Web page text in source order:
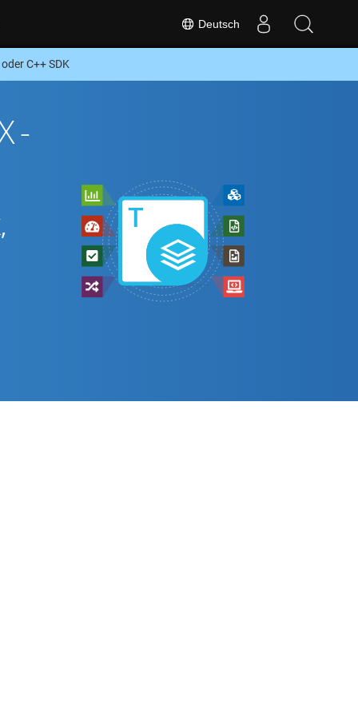
Deutsch
C++ SDK